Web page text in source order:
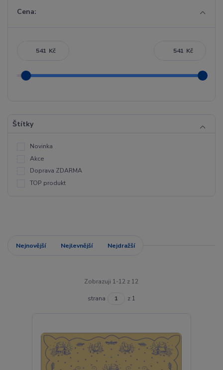
Cena:
Kč Kč
Štítky
Novinka
Akce
Doprava ZDARMA
TOP produkt
Nejnovější Nejlevnější Nejdražší
Zobrazuji 1-12 z 12
strana z 1